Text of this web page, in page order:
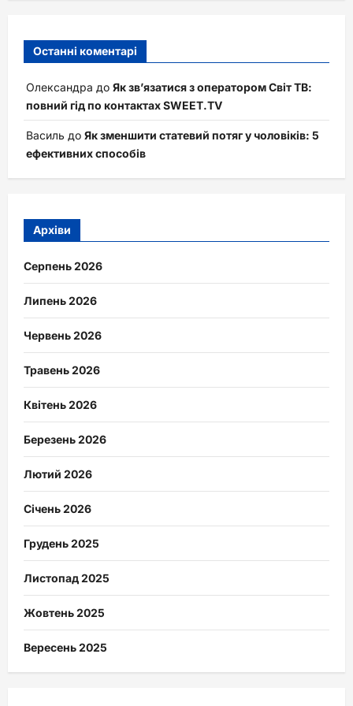
Останні коментарі
Олександра до Як зв’язатися з оператором Світ ТВ:
повний гід по контактах SWEET.TV
Василь до Як зменшити статевий потяг у чоловіків: 5
ефективних способів
Архіви
Серпень 2026
Липень 2026
Червень 2026
Травень 2026
Квітень 2026
Березень 2026
Лютий 2026
Січень 2026
Грудень 2025
Листопад 2025
Жовтень 2025
Вересень 2025